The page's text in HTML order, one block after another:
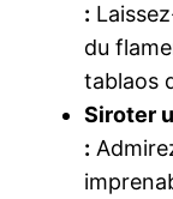
:
du
tablaos
Siroter
: